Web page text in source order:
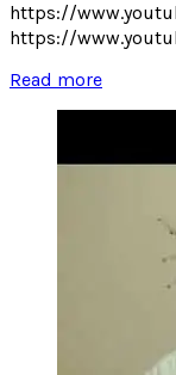
https://
https://
Read more